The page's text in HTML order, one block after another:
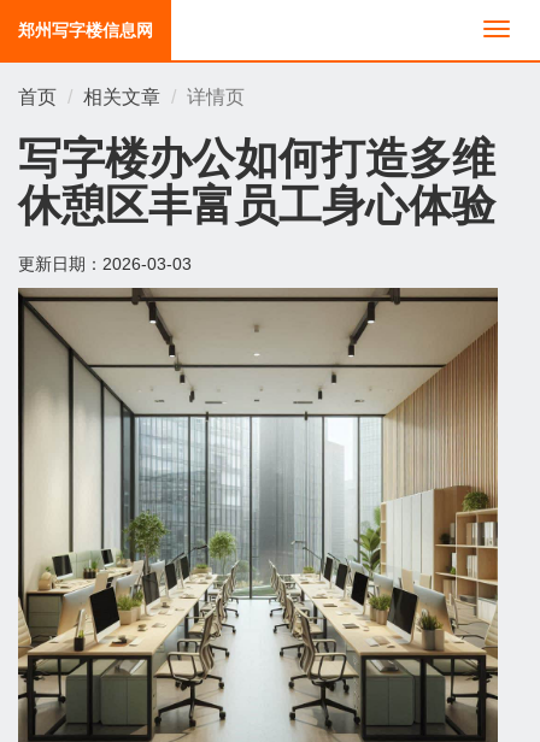
切
换
郑州写字楼信息网
首页 相关文章 详情页
写字楼办公如何打造多维
休憩区丰富员工身心体验
更新日期： 2026-03-03